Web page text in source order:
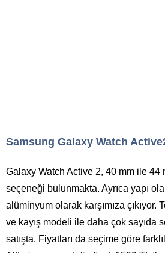
Samsung Galaxy Watch
Galaxy Watch Active 2, 40 mm ile 44
seçeneği bulunmakta. Ayrıca yapı
alüminyum olarak karşımıza çıkıyor.
ve kayış modeli ile daha çok sayıda
satışta. Fiyatları da seçime göre